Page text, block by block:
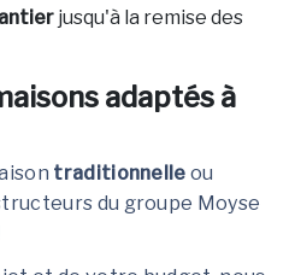
jusqu'à la remise des
adaptés à
traditionnelle ou
du groupe Moyse